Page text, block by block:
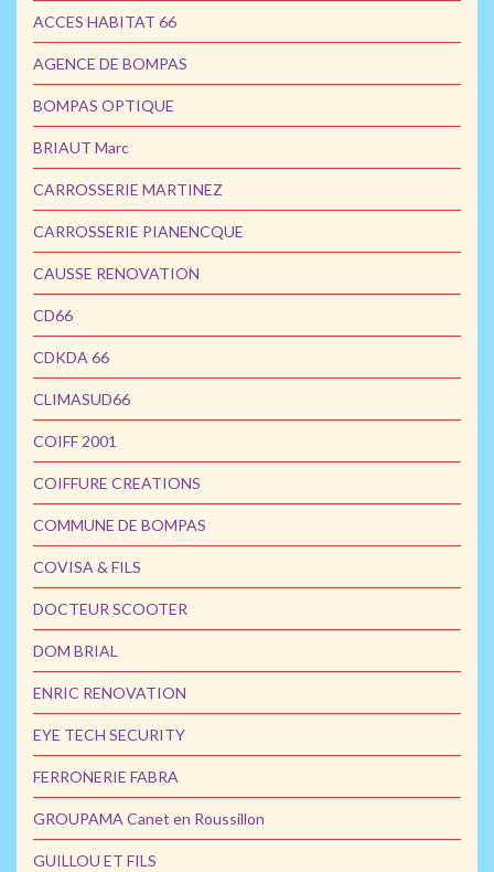
ACCES HABITAT 66
AGENCE DE BOMPAS
BOMPAS OPTIQUE
BRIAUT Marc
CARROSSERIE MARTINEZ
CARROSSERIE PIANENCQUE
CAUSSE RENOVATION
CD66
CDKDA 66
CLIMASUD66
COIFF 2001
COIFFURE CREATIONS
COMMUNE DE BOMPAS
COVISA & FILS
DOCTEUR SCOOTER
DOM BRIAL
ENRIC RENOVATION
EYE TECH SECURITY
FERRONERIE FABRA
GROUPAMA Canet en Roussillon
GUILLOU ET FILS